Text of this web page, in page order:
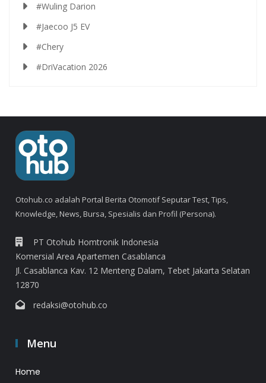
#Wuling Darion
#Jaecoo J5 EV
#Chery
#DriVacation 2026
Otohub.co adalah Portal Berita Otomotif Seputar Test, Tips,
Knowledge, News, Bursa, Spesialis dan Profil (Persona).
PT Otohub Homtronik Indonesia
Komersial Area Apartemen Casablanca
Jl. Casablanca Kav. 12 Menteng Dalam, Tebet Jakarta Selatan
12870
redaksi@otohub.co
Menu
Home